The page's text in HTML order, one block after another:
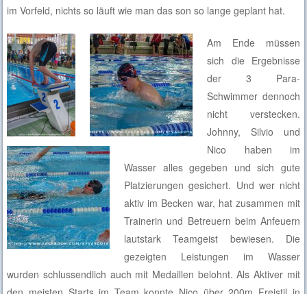
im Vorfeld, nichts so läuft wie man das son so lange geplant hat.
Am Ende müssen
sich die Ergebnisse
der 3 Para-
Schwimmer dennoch
nicht verstecken.
Johnny, Silvio und
Nico haben im
Wasser alles gegeben und sich gute
Platzierungen gesichert. Und wer nicht
aktiv im Becken war, hat zusammen mit
Trainerin und Betreuern beim Anfeuern
lautstark Teamgeist bewiesen. Die
gezeigten Leistungen im Wasser
wurden schlussendlich auch mit Medaillen belohnt. Als Aktiver mit